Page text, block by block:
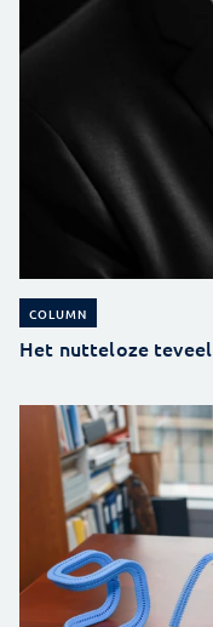
COLUMN
Het nutteloze teveel